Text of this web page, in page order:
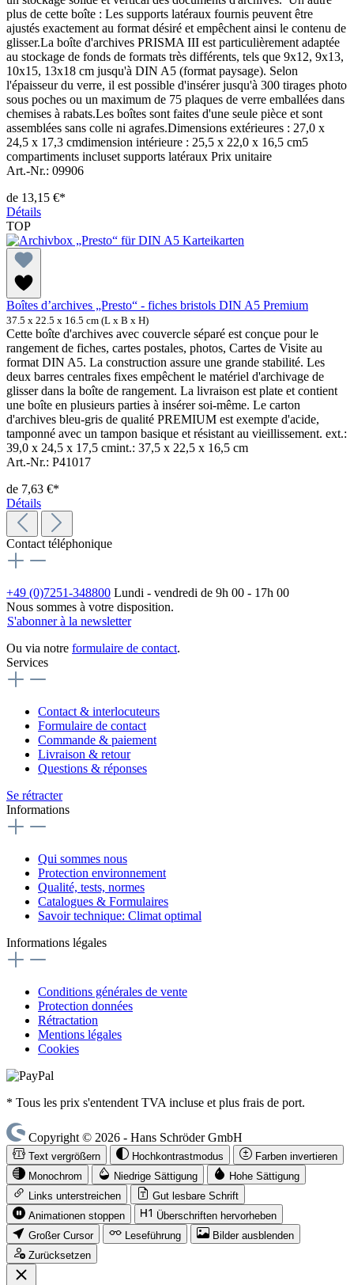
plus de cette boîte : Les supports latéraux fournis peuvent être
ajustés exactement au format désiré et empêchent ainsi le contenu de
glisser.La boîte d'archives PRISMA III est particulièrement adaptée
au stockage de fonds de formats très différents, tels que 9x12, 9x13,
10x15, 13x18 cm jusqu'à DIN A5 (format paysage). Selon
l'épaisseur du verre, il est possible d'insérer jusqu'à 300 tirages photo
sous poches ou un maximum de 75 plaques de verre emballées dans
chemises à rabats.Les boîtes sont faites d'une seule pièce et sont
assemblées sans colle ni agrafes.Dimensions extérieures : 27,0 x
24,5 x 17,3 cmdimension intérieure : 25,5 x 22,0 x 16,5 cm5
compartiments incluset supports latéraux Prix unitaire
Art.-Nr.: 09906
de 13,15 €*
Détails
TOP
Boîtes d’archives „Presto“ - fiches bristols DIN A5 Premium
37.5 x 22.5 x 16.5 cm (L x B x H)
Cette boîte d'archives avec couvercle séparé est conçue pour le
rangement de fiches, cartes postales, photos, Cartes de Visite au
format DIN A5. La construction assure une grande stabilité. Les
deux barres centrales fixes empêchent le matériel d'archivage de
glisser dans la boîte de rangement. La livraison est plate et contient
une boîte en plusieurs parties à insérer soi-même. Le carton
d'archives bleu-gris de qualité PREMIUM est exempte d'acide,
tamponné avec un tampon basique et résistant au vieillissement. ext.:
39,0 x 24,5 x 17,5 cmint.: 37,5 x 22,5 x 16,5 cm
Art.-Nr.: P41017
de 7,63 €*
Détails
Contact téléphonique
+49 (0)7251-348800 Lundi - vendredi de 9h 00 - 17h 00
Nous sommes à votre disposition.
S'abonner à la newsletter
Ou via notre formulaire de contact.
Services
Contact & interlocuteurs
Formulaire de contact
Commande & paiement
Livraison & retour
Questions & réponses
Se rétracter
Informations
Qui sommes nous
Protection environnement
Qualité, tests, normes
Catalogues & Formulaires
Savoir technique: Climat optimal
Informations légales
Conditions générales de vente
Protection données
Rétractation
Mentions légales
Cookies
* Tous les prix s'entendent TVA incluse et plus frais de port.
Copyright © 2026 - Hans Schröder GmbH
Text vergrößern Hochkontrastmodus
Farben invertieren
Monochrom
Niedrige Sättigung
Hohe Sättigung
Links unterstreichen
Gut lesbare Schrift
Animationen stoppen
Überschriften hervorheben
Großer Cursor
Leseführung
Bilder ausblenden
Zurücksetzen